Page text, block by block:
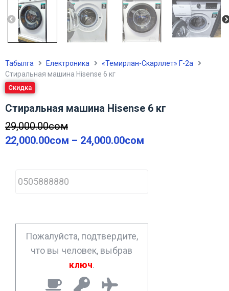
Табылга Електроника
«Темирлан-Скарллет» Г-2а
Стиральная машина Hisense 6 кг
Скидка
Стиральная машина Hisense 6 кг
29,000.00сом
22,000.00сом – 24,000.00сом
h
o
*
Пожалуйста, подтвердите,
что вы человек, выбрав
ключ.